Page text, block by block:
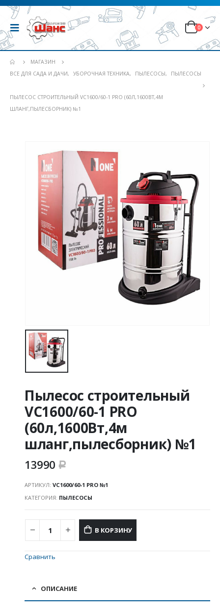
0
МАГАЗИН
ВСЕ ДЛЯ САДА И ДАЧИ, УБОРОЧНАЯ ТЕХНИКА, ПЫЛЕСОСЫ, ПЫЛЕСОСЫ
ПЫЛЕСОС СТРОИТЕЛЬНЫЙ VC1600/60-1 PRO (60Л,1600ВТ,4М
ШЛАНГ,ПЫЛЕСБОРНИК) №1
Пылесос строительный
VC1600/60-1 PRO
(60л,1600Вт,4м
шланг,пылесборник) №1
13990 Р
АРТИКУЛ: VC1600/60-1 PRO №1
КАТЕГОРИЯ: ПЫЛЕСОСЫ
В КОРЗИНУ
Сравнить
ОПИСАНИЕ